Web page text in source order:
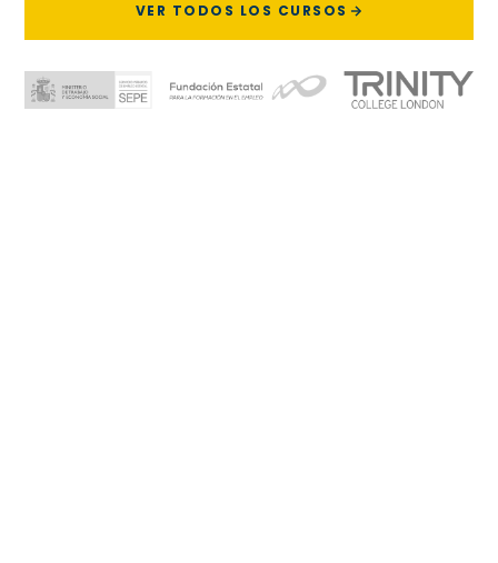
VER TODOS LOS CURSOS